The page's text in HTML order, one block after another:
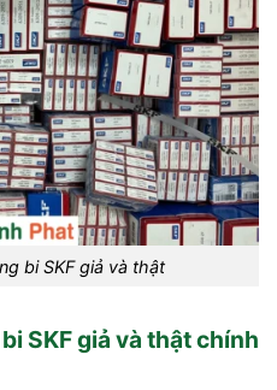
bi SKF giả và thật
SKF giả và thật chính